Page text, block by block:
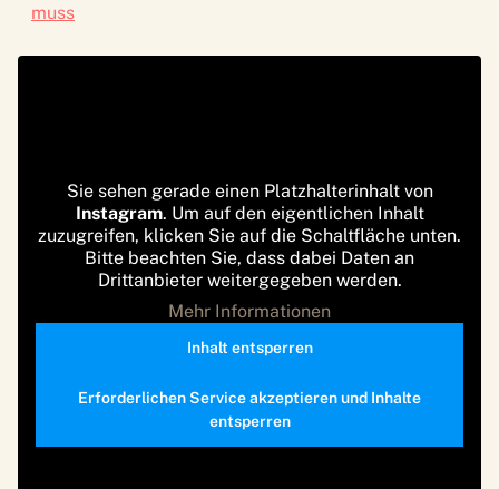
muss
Sie sehen gerade einen Platzhalterinhalt von
Instagram. Um auf den eigentlichen Inhalt
zuzugreifen, klicken Sie auf die Schaltfläche unten.
Bitte beachten Sie, dass dabei Daten an
Drittanbieter weitergegeben werden.
Mehr Informationen
Inhalt entsperren
Erforderlichen Service akzeptieren und Inhalte
entsperren